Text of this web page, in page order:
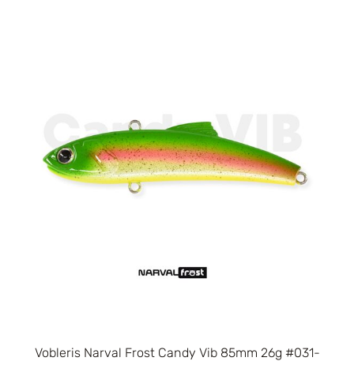
Vobleris Narval Frost Candy Vib 85mm 26g #031-